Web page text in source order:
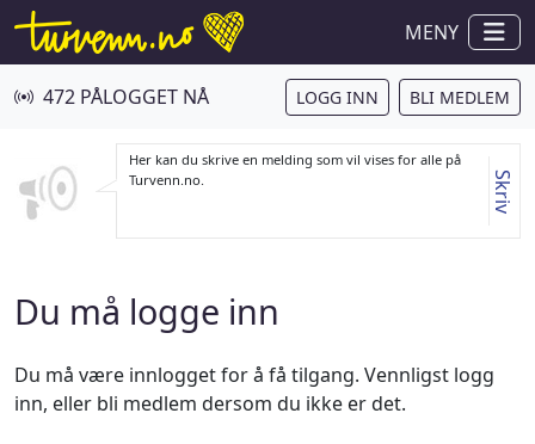
MENY
472 PÅLOGGET NÅ LOGG INN BLI MEDLEM
Her kan du skrive en melding som vil vises for alle på
Turvenn.no.
Skriv
Du må logge inn
Du må være innlogget for å få tilgang. Vennligst logg
inn, eller bli medlem dersom du ikke er det.